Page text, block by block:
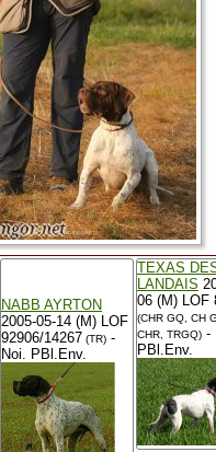
NABB AYRTON
2005-05-14 (M) LOF
92906/14267 (TR) -
Noi. PBl.Env.
TEXAS
LANDAIS
06 (M) LOF
(CHR GQ, CH
CHR, TRGQ) -
PBl.Env.